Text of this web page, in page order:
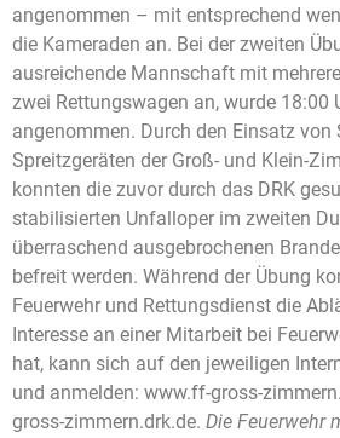
angenommen – mit entsprechend
die Kameraden an. Bei der zweiten
ausreichende Mannschaft mit
zwei Rettungswagen an, wurde 18:00
angenommen. Durch den Einsatz von
Spreitzgeräten der Groß- und Klein-
konnten die zuvor durch das DRK
stabilisierten Unfalloper im zweiten
überraschend ausgebrochenen
befreit werden. Während der Übung
Feuerwehr und Rettungsdienst die
Interesse an einer Mitarbeit bei
hat, kann sich auf den jeweiligen
und anmelden: www.ff-gross-
gross-zimmern.drk.de. Die Feuerwehr